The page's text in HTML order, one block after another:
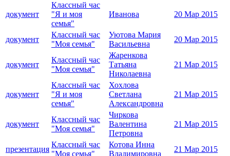
документ
Классный час
"Я и моя
семья"
Иванова 20 Мар 2015
документ
Классный час
"Моя семья"
Уютова Мария
Васильевна
20 Мар 2015
документ
Классный час
"Моя семья"
Жаренкова
Татьяна
Николаевна
21 Мар 2015
документ
Классный час
"Я и моя
семья"
Хохлова
Светлана
Александровна
21 Мар 2015
документ
Классный час
"Моя семья"
Чиркова
Валентина
Петровна
21 Мар 2015
презентация
Классный час
"Моя семья"
Котова Инна
Владимировна
21 Мар 2015